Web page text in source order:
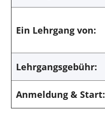
Ein Lehrgang von:
Lehrgangsgebühr:
Anmeldung & Start: